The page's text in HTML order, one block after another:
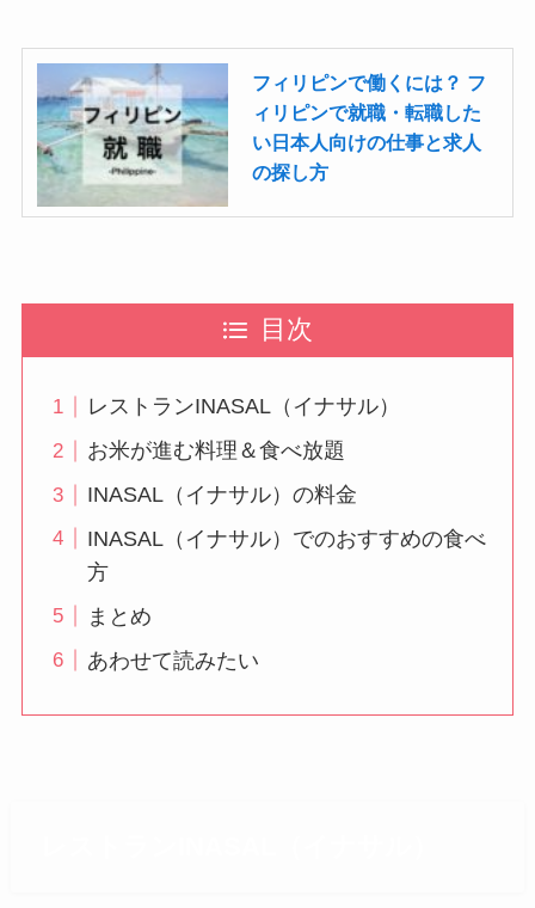
フィリピンで働くには？ フ
ィリピンで就職・転職した
い日本人向けの仕事と求人
の探し方
目次
レストランINASAL（イナサル）
お米が進む料理＆食べ放題
INASAL（イナサル）の料金
INASAL（イナサル）でのおすすめの食べ
方
まとめ
あわせて読みたい